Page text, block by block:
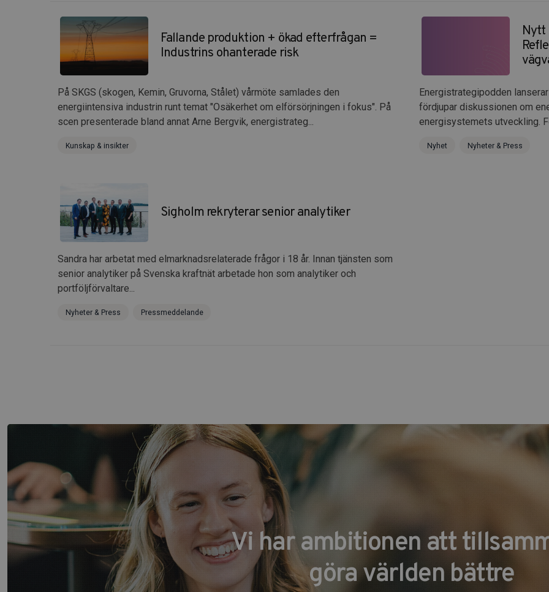
Fallande produktion + ökad efterfrågan =
Industrins ohanterade risk
På SKGS (skogen, Kemin, Gruvorna, Stålet) vårmöte samlades den
energiintensiva industrin runt temat "Osäkerhet om elförsörjningen i fokus". På
scen presenterade bland annat Arne Bergvik, energistrateg...
Kunskap & insikter
Nytt
Energistrategipodden
fördjupar diskussionen om
energisystemets utveckling.
Nyhet Nyheter & Press
Sigholm rekryterar senior analytiker
Sandra har arbetat med elmarknadsrelaterade frågor i 18 år. Innan tjänsten som
senior analytiker på Svenska kraftnät arbetade hon som analytiker och
portföljförvaltare...
Nyheter & Press Pressmeddelande
Vi har ambitionen att
göra världen bättre